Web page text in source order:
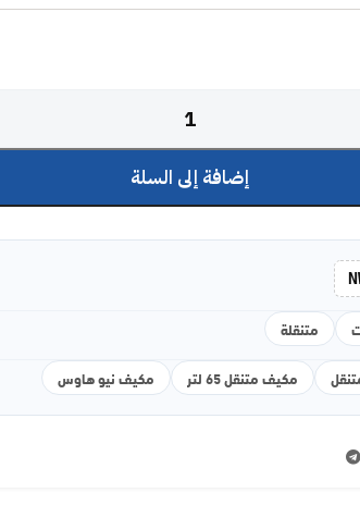
إضافة إلى السلة
متنقلة
مكيف متنقل 65 لتر مكيف نيو هاوس